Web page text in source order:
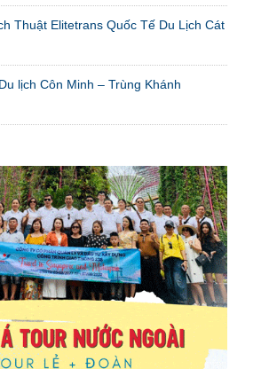
Thuật Elitetrans Quốc Tế Du Lịch Cát
lịch Côn Minh – Trùng Khánh